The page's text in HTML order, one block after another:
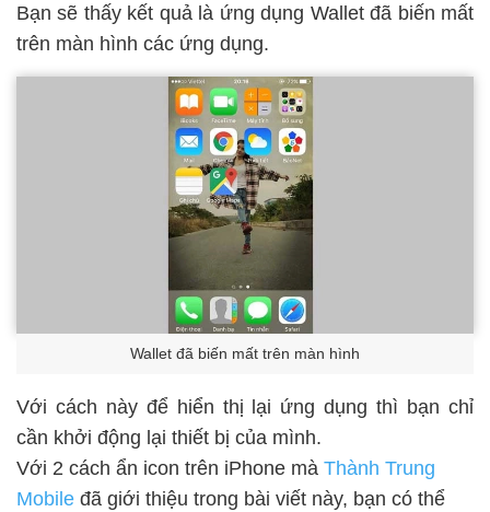
Bạn sẽ thấy kết quả là ứng dụng Wallet đã biến mất
trên màn hình các ứng dụng.
Wallet đã biến mất trên màn hình
Với cách này để hiển thị lại ứng dụng thì bạn chỉ
cần khởi động lại thiết bị của mình.
Với 2 cách ẩn icon trên iPhone mà Thành Trung
Mobile đã giới thiệu trong bài viết này, bạn có thể